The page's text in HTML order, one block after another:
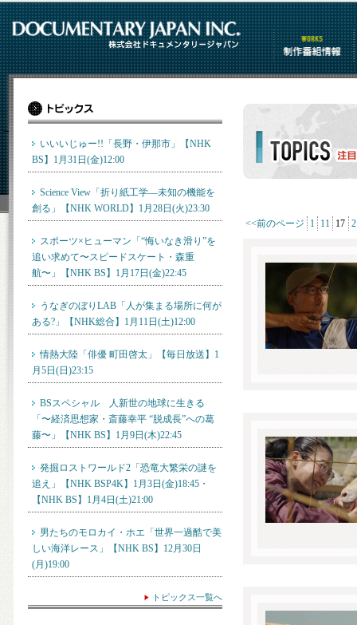
制作番組情報
<<前のページ 1 11 17
いいいじゅー!!「長野・伊那市」【NHK
BS】1月31日(金)12:00
Science View「折り紙工学―未知の機能を
創る」【NHK WORLD】1月28日(火)23:30
スポーツ×ヒューマン「“悔いなき滑り”を
追い求めて〜スピードスケート・森重
航〜」【NHK BS】1月17日(金)22:45
うなぎのぼりLAB「人が集まる場所に何が
ある?」【NHK総合】1月11日(土)12:00
情熱大陸「俳優 町田啓太」【毎日放送】1
月5日(日)23:15
BSスペシャル 人新世の地球に生きる
「〜経済思想家・斎藤幸平 “脱成長”への葛
藤〜」【NHK BS】1月9日(木)22:45
発掘ロストワールド2「恐竜大繁栄の謎を
追え」【NHK BSP4K】1月3日(金)18:45・
【NHK BS】1月4日(土)21:00
男たちのモロカイ・ホエ「世界一過酷で美
しい海洋レース」【NHK BS】12月30日
(月)19:00
トピックス一覧へ